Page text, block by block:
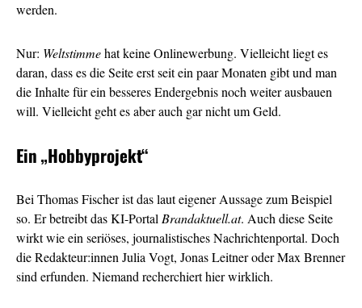
werden.
Nur: Weltstimmehat keine Onlinewerbung. Vielleicht liegt es
daran, dass es die Seite erst seit ein paar Monaten gibt und man
die Inhalte für ein besseres Endergebnis noch weiter ausbauen
will. Vielleicht geht es aber auch gar nicht um Geld.
Ein„Hobbyprojekt“
Bei Thomas Fischer ist das laut eigener Aussage zum Beispiel
so. Er betreibt das KI-PortalBrandaktuell.at. Auch diese Seite
wirkt wie ein seriöses, journalistisches Nachrichtenportal. Doch
die Redakteur:innen Julia Vogt, Jonas Leitner oder Max Brenner
sind erfunden. Niemand recherchiert hier wirklich.